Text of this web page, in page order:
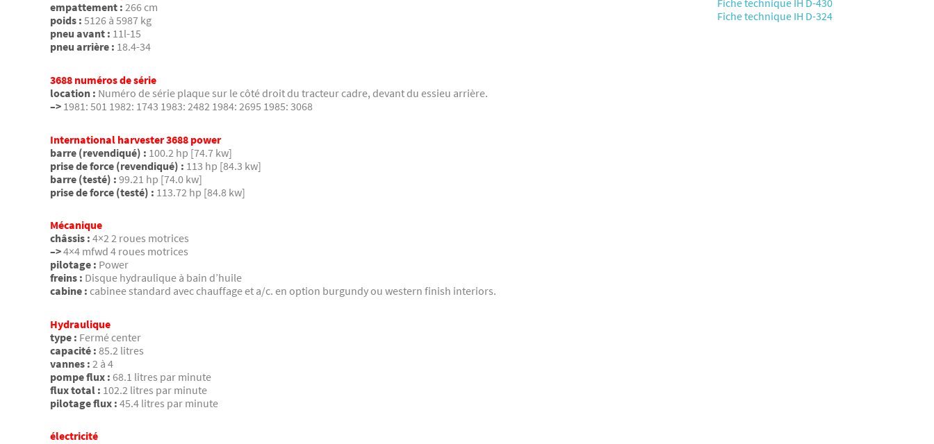
empattement : 266 cm
poids : 5126 à 5987 kg
pneu avant : 11l-15
pneu arrière : 18.4-34
3688 numéros de série
location : Numéro de série plaque sur le côté droit du tracteur cadre, devant du essieu arrière.
–> 1981: 501 1982: 1743 1983: 2482 1984: 2695 1985: 3068
International harvester 3688 power
barre (revendiqué) : 100.2 hp [74.7 kw]
prise de force (revendiqué) : 113 hp [84.3 kw]
barre (testé) : 99.21 hp [74.0 kw]
prise de force (testé) : 113.72 hp [84.8 kw]
Mécanique
châssis : 4×2 2 roues motrices
–>4×4 mfwd 4 roues motrices
pilotage : Power
freins : Disque hydraulique à bain d’huile
cabine : cabinee standard avec chauffage et a/c. en option burgundy ou western finish interiors.
Hydraulique
type : Fermé center
capacité : 85.2 litres
vannes : 2 à 4
pompe flux : 68.1 litres par minute
flux total : 102.2 litres par minute
pilotage flux : 45.4 litres par minute
électricité
Fiche technique IH D-430
Fiche technique IH D-324